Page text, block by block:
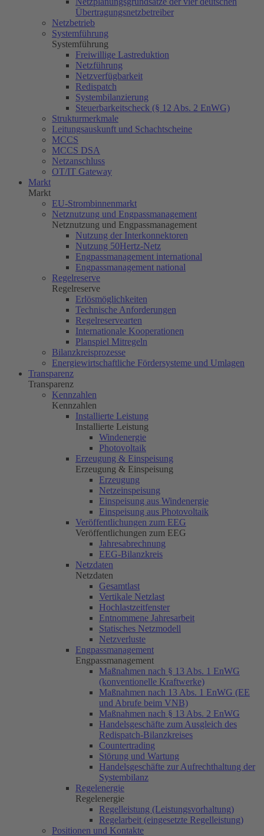
Übertragungsnetzbetreiber
Netzbetrieb
Systemführung
Systemführung
Freiwillige Lastreduktion
Netzführung
Netzverfügbarkeit
Redispatch
Systembilanzierung
Steuerbarkeitscheck (§ 12 Abs. 2 EnWG)
Strukturmerkmale
Leitungsauskunft und Schachtscheine
MCCS
MCCS DSA
Netzanschluss
OT/IT Gateway
Markt
Markt
EU-Strombinnenmarkt
Netznutzung und Engpassmanagement
Netznutzung und Engpassmanagement
Nutzung der Interkonnektoren
Nutzung 50Hertz-Netz
Engpassmanagement international
Engpassmanagement national
Regelreserve
Regelreserve
Erlösmöglichkeiten
Technische Anforderungen
Regelreservearten
Internationale Kooperationen
Planspiel Mitregeln
Bilanzkreisprozesse
Energiewirtschaftliche Fördersysteme und Umlagen
Transparenz
Transparenz
Kennzahlen
Kennzahlen
Installierte Leistung
Installierte Leistung
Windenergie
Photovoltaik
Erzeugung & Einspeisung
Erzeugung & Einspeisung
Erzeugung
Netzeinspeisung
Einspeisung aus Windenergie
Einspeisung aus Photovoltaik
Veröffentlichungen zum EEG
Veröffentlichungen zum EEG
Jahresabrechnung
EEG-Bilanzkreis
Netzdaten
Netzdaten
Gesamtlast
Vertikale Netzlast
Hochlastzeitfenster
Entnommene Jahresarbeit
Statisches Netzmodell
Netzverluste
Engpassmanagement
Engpassmanagement
Maßnahmen nach § 13 Abs. 1 EnWG
(konventionelle Kraftwerke)
Maßnahmen nach 13 Abs. 1 EnWG (EE
und Abrufe beim VNB)
Maßnahmen nach § 13 Abs. 2 EnWG
Handelsgeschäfte zum Ausgleich des
Redispatch-Bilanzkreises
Countertrading
Störung und Wartung
Handelsgeschäfte zur Aufrechthaltung der
Systembilanz
Regelenergie
Regelenergie
Regelleistung (Leistungsvorhaltung)
Regelarbeit (eingesetzte Regelleistung)
Positionen und Kontakte